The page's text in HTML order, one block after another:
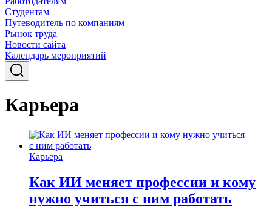
Студентам
Путеводитель по компаниям
Рынок труда
Новости сайта
Календарь мероприятий
Карьера
Карьера
Как ИИ меняет профессии и кому
нужно учиться с ним работать